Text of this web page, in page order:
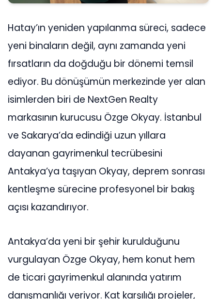
Hatay’ın yeniden yapılanma süreci, sadece
yeni binaların değil, aynı zamanda yeni
fırsatların da doğduğu bir dönemi temsil
ediyor. Bu dönüşümün merkezinde yer alan
isimlerden biri de NextGen Realty
markasının kurucusu Özge Okyay. İstanbul
ve Sakarya’da edindiği uzun yıllara
dayanan gayrimenkul tecrübesini
Antakya’ya taşıyan Okyay, deprem sonrası
kentleşme sürecine profesyonel bir bakış
açısı kazandırıyor.
Antakya’da yeni bir şehir kurulduğunu
vurgulayan Özge Okyay, hem konut hem
de ticari gayrimenkul alanında yatırım
danışmanlığı veriyor. Kat karşılığı projeler,